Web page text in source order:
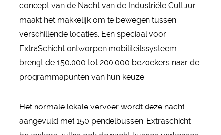
concept van de Nacht van de Industriële Cultuur
maakt het makkelijk om te bewegen tussen
verschillende locaties. Een speciaal voor
ExtraSchicht ontworpen mobiliteitssysteem
brengt de 150.000 tot 200.000 bezoekers naar de
programmapunten van hun keuze.
Het normale lokale vervoer wordt deze nacht
aangevuld met 150 pendelbussen. Extraschicht